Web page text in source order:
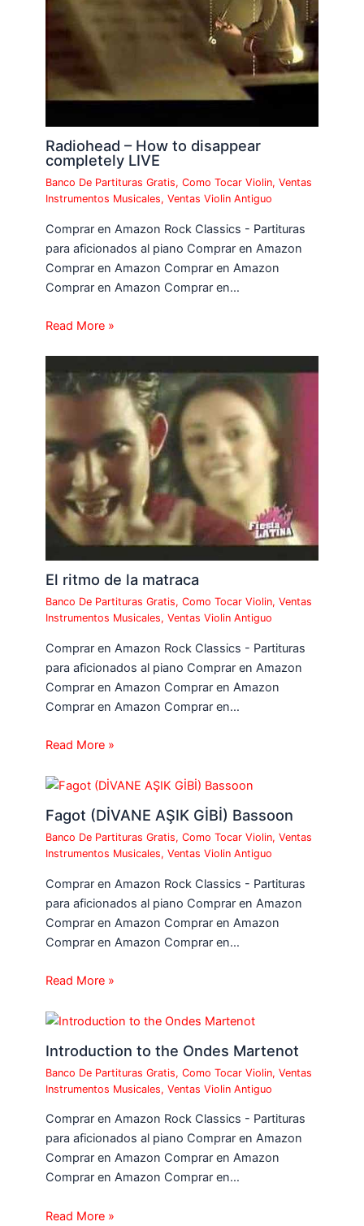
Radiohead – How to disappear
completely LIVE
Banco De Partituras Gratis,Como Tocar Violin,Ventas
Instrumentos Musicales,Ventas Violin Antiguo
Comprar en Amazon Rock Classics - Partituras
para aficionados al piano Comprar en Amazon
Comprar en Amazon Comprar en Amazon
Comprar en Amazon Comprar en…
Read More »
El ritmo de la matraca
Banco De Partituras Gratis,Como Tocar Violin,Ventas
Instrumentos Musicales,Ventas Violin Antiguo
Comprar en Amazon Rock Classics - Partituras
para aficionados al piano Comprar en Amazon
Comprar en Amazon Comprar en Amazon
Comprar en Amazon Comprar en…
Read More »
Fagot (DİVANE AŞIK GİBİ) Bassoon
Banco De Partituras Gratis,Como Tocar Violin,Ventas
Instrumentos Musicales,Ventas Violin Antiguo
Comprar en Amazon Rock Classics - Partituras
para aficionados al piano Comprar en Amazon
Comprar en Amazon Comprar en Amazon
Comprar en Amazon Comprar en…
Read More »
Introduction to the Ondes Martenot
Banco De Partituras Gratis,Como Tocar Violin,Ventas
Instrumentos Musicales,Ventas Violin Antiguo
Comprar en Amazon Rock Classics - Partituras
para aficionados al piano Comprar en Amazon
Comprar en Amazon Comprar en Amazon
Comprar en Amazon Comprar en…
Read More »